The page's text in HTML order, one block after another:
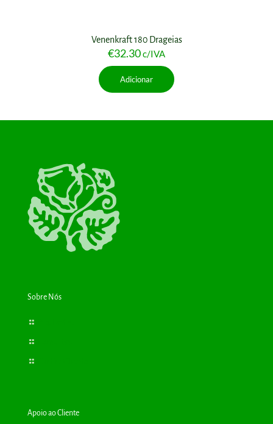
Venenkraft 180 Drageias
€32.30c/IVA
Adicionar
Sobre Nós
Apoio ao Cliente